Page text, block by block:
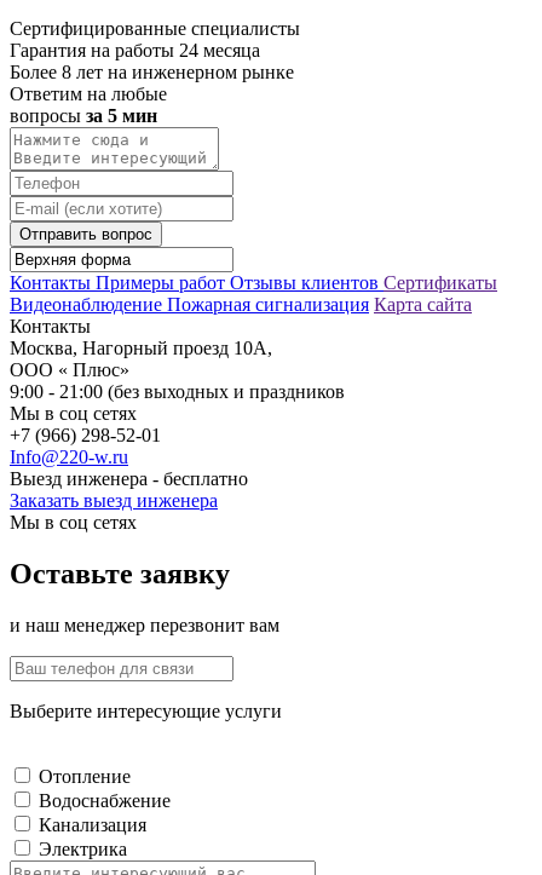
Сертифицированные специалисты
Гарантия на работы 24 месяца
Более 8 лет на инженерном рынке
Ответим на любые
вопросы за 5 мин
Отправить вопрос
Контакты Примеры работ Отзывы клиентов Сертификаты
Видеонаблюдение Пожарная сигнализация Карта сайта
Контакты
Москва, Нагорный проезд 10А,
ООО « Плюс»
9:00 - 21:00 (без выходных и праздников
Мы в соц сетях
+7 (966) 298-52-01
Info@220-w.ru
Выезд инженера - бесплатно
Заказать выезд инженера
Мы в соц сетях
Оставьте заявку
и наш менеджер перезвонит вам
Выберите интересующие услуги
Отопление
Водоснабжение
Канализация
Электрика